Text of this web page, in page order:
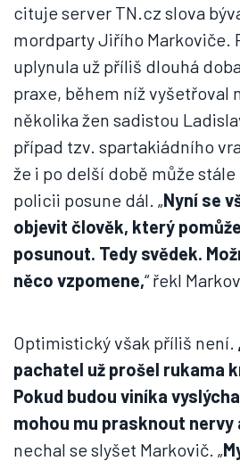
cituje server TN.cz slova
mordparty Jiřího Markoviče.
uplynula už příliš dlouhá
praxe, během níž vyšetřoval
několika žen sadistou
případ tzv. spartakiádního
že i po delší době může
policii posune dál. „Nyní se
objevit člověk, který
posunout. Tedy svědek.
něco vzpomene,“ řekl
Optimistický však příliš není.
pachatel už prošel rukama
Pokud budou viníka
mohou mu prasknout nervy
nechal se slyšet Markovič. „